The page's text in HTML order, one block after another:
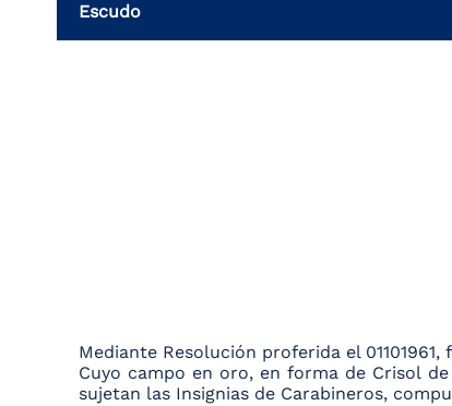
Escudo
Mediante Resolución proferida el 01101961,
Cuyo campo en oro, en forma de Crisol
sujetan las Insignias de Carabineros,